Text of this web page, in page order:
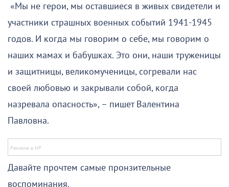
«Мы не герои, мы оставшиеся в живых свидетели и
участники страшных военных событий 1941-1945
годов. И когда мы говорим о себе, мы говорим о
наших мамах и бабушках. Это они, наши труженицы
и защитницы, великомученицы, согревали нас
своей любовью и закрывали собой, когда
назревала опасность», – пишет Валентина
Павловна.
Давайте прочтем самые пронзительные
воспоминания.